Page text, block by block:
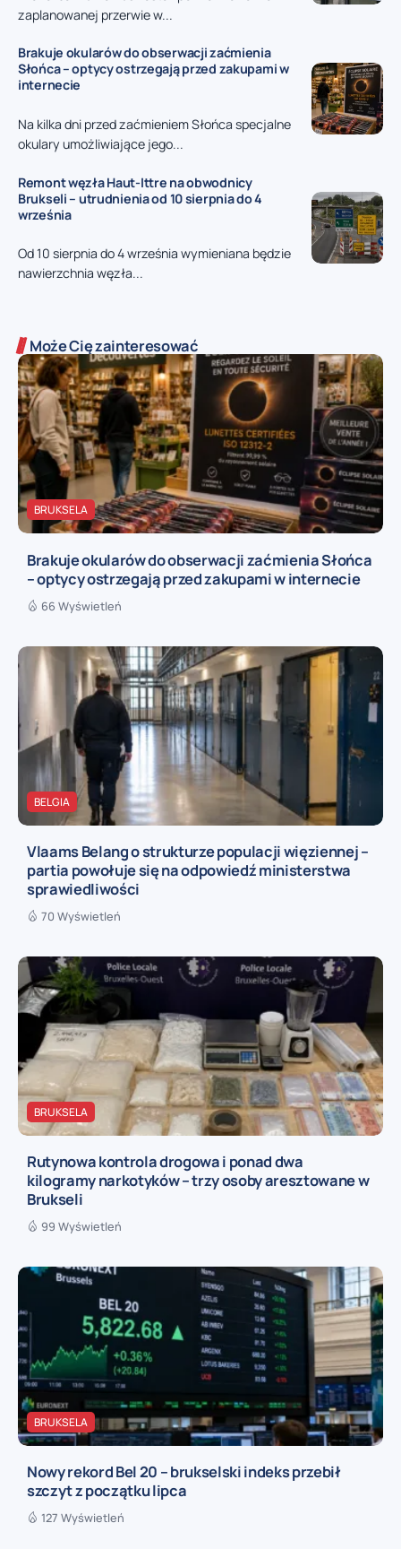
zaplanowanej przerwie w...
Brakuje okularów do obserwacji zaćmienia
Słońca – optycy ostrzegają przed zakupami w
internecie
Na kilka dni przed zaćmieniem Słońca specjalne
okulary umożliwiające jego...
Remont węzła Haut-Ittre na obwodnicy
Brukseli – utrudnienia od 10 sierpnia do 4
września
Od 10 sierpnia do 4 września wymieniana będzie
nawierzchnia węzła...
Może Cię zainteresować
BRUKSELA
Brakuje okularów do obserwacji zaćmienia Słońca
– optycy ostrzegają przed zakupami w internecie
66 Wyświetleń
BELGIA
Vlaams Belang o strukturze populacji więziennej –
partia powołuje się na odpowiedź ministerstwa
sprawiedliwości
70 Wyświetleń
BRUKSELA
Rutynowa kontrola drogowa i ponad dwa
kilogramy narkotyków – trzy osoby aresztowane w
Brukseli
99 Wyświetleń
BRUKSELA
Nowy rekord Bel 20 – brukselski indeks przebił
szczyt z początku lipca
127 Wyświetleń